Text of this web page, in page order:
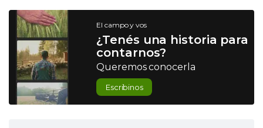
El campo y vos
¿Tenés una historia para
contarnos?
Queremos conocerla
Escribinos